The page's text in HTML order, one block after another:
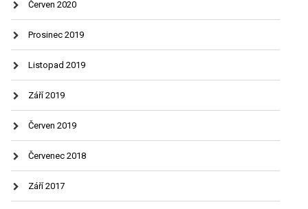
Červen 2020
Prosinec 2019
Listopad 2019
Září 2019
Červen 2019
Červenec 2018
Září 2017